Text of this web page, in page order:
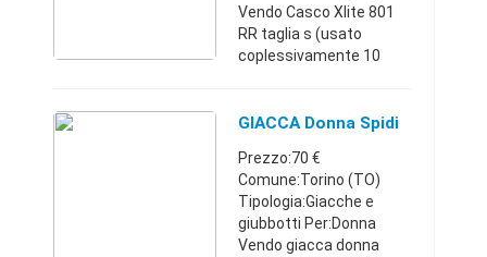
Vendo Casco Xlite 801
RR taglia s (usato
coplessivamente 10
colore nero marca spyke
invernale donna colore
ner ...
GIACCA Donna Spidi
Prezzo:70 €
Comune:Torino (TO)
Tipologia:Giacche e
giubbotti Per:Donna
Vendo giacca donna